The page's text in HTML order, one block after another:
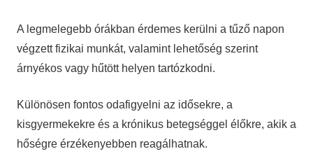
A legmelegebb órákban érdemes kerülni a tűző napon
végzett fizikai munkát, valamint lehetőség szerint
árnyékos vagy hűtött helyen tartózkodni.
Különösen fontos odafigyelni az idősekre, a
kisgyermekekre és a krónikus betegséggel élőkre, akik a
hőségre érzékenyebben reagálhatnak.